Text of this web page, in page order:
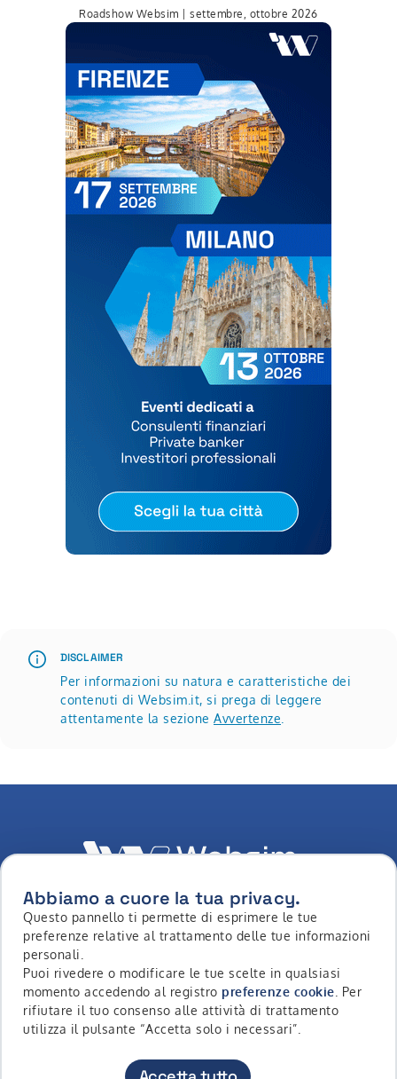
Roadshow Websim | settembre, ottobre 2026
DISCLAIMER
Per informazioni su natura e caratteristiche dei
contenuti di Websim.it, si prega di leggere
attentamente la sezione Avvertenze
LinkedIn Youtube Whatsapp Facebook Instagram
Copyright © 2026 - Intermonte SIM S.p.a. All Rights
Reserved
Accessibilità Privacy Policy
Abbiamo a cuore la tua privacy.
Questo pannello ti permette di esprimere le tue
preferenze relative al trattamento delle tue informazioni
personali.
Puoi rivedere o modificare le tue scelte in qualsiasi
momento accedendo al registro preferenze cookie . Per
rifiutare il tuo consenso alle attività di trattamento
utilizza il pulsante “Accetta solo i necessari”.